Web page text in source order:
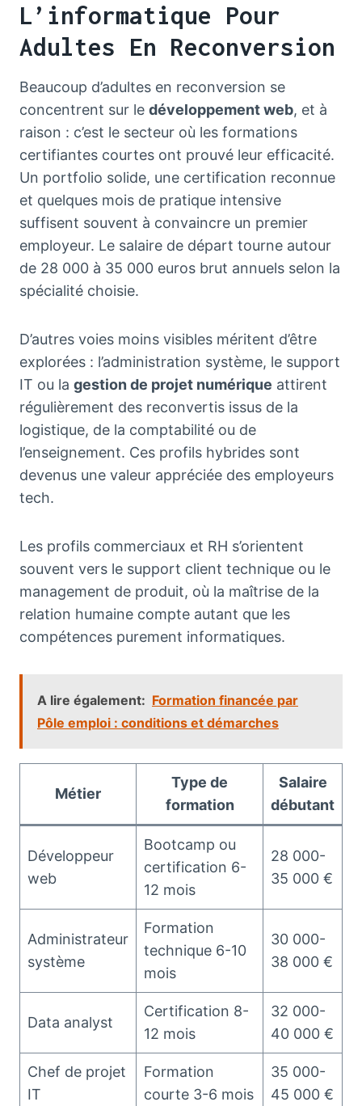
L’informatique Pour
Adultes En Reconversion
Beaucoup d’adultes en reconversion se
concentrent sur le développement web, et à
raison : c’est le secteur où les formations
certifiantes courtes ont prouvé leur efficacité.
Un portfolio solide, une certification reconnue
et quelques mois de pratique intensive
suffisent souvent à convaincre un premier
employeur. Le salaire de départ tourne autour
de 28 000 à 35 000 euros brut annuels selon la
spécialité choisie.
D’autres voies moins visibles méritent d’être
explorées : l’administration système, le support
IT ou la gestion de projet numérique attirent
régulièrement des reconvertis issus de la
logistique, de la comptabilité ou de
l’enseignement. Ces profils hybrides sont
devenus une valeur appréciée des employeurs
tech.
Les profils commerciaux et RH s’orientent
souvent vers le support client technique ou le
management de produit, où la maîtrise de la
relation humaine compte autant que les
compétences purement informatiques.
A lire également: Formation financée par
Pôle emploi : conditions et démarches
Métier
Type de
formation
Salaire
débutant
Développeur
web
Bootcamp ou
certification 6-
12 mois
28 000-
35 000 €
Administrateur
système
Formation
technique 6-10
mois
30 000-
38 000 €
Data analyst
Certification 8-
12 mois
32 000-
40 000 €
Chef de projet
IT
Formation
courte 3-6 mois
35 000-
45 000 €